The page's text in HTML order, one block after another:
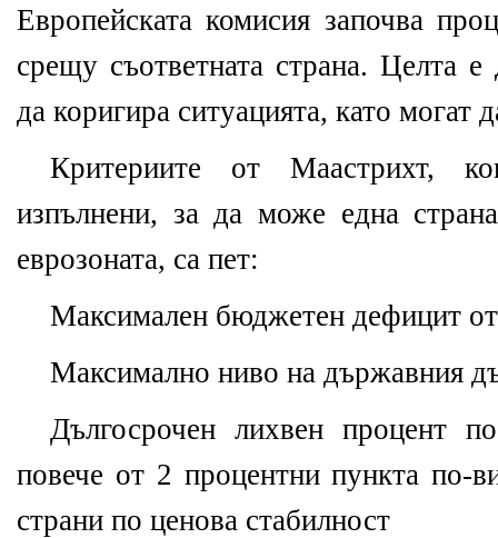
Европейската комисия започва
срещу съответната страна. Целта е
да коригира ситуацията, като могат
Критериите от Маастрихт,
изпълнени, за да може една
еврозоната, са пет:
Максимален бюджетен дефицит
Максимално ниво на държавния
Дългосрочен лихвен процент
повече от 2 процентни пункта по-
страни по ценова стабилност